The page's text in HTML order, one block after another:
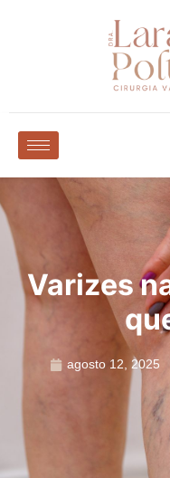
Varizes
agosto 12, 2025